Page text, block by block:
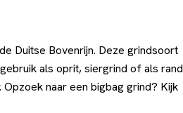
Duitse Bovenrijn. Deze grindsoort
als oprit, siergrind of als rand
naar een bigbag grind? Kijk